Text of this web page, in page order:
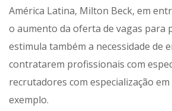
América Latina, Milton Beck, em
o aumento da oferta de vagas para
estimula também a necessidade de
contratarem profissionais com
recrutadores com especialização
exemplo.